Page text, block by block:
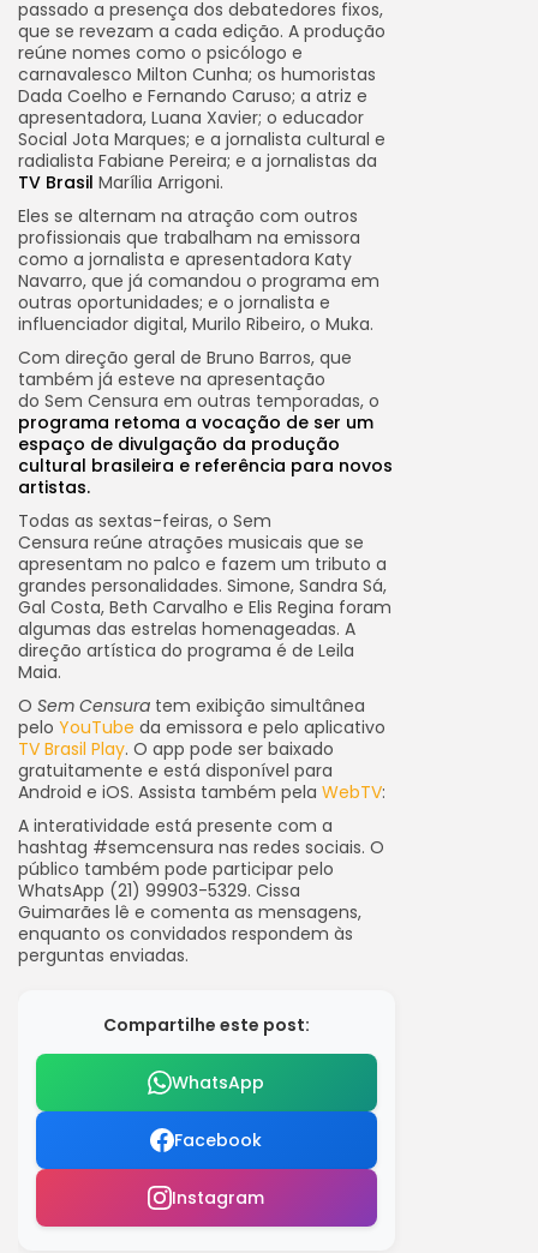
passado a presença dos debatedores fixos,
que se revezam a cada edição. A produção
reúne nomes como o psicólogo e
carnavalesco Milton Cunha; os humoristas
Dada Coelho e Fernando Caruso; a atriz e
apresentadora, Luana Xavier; o educador
Social Jota Marques; e a jornalista cultural e
radialista Fabiane Pereira; e a jornalistas da
TV Brasil Marília Arrigoni.
Eles se alternam na atração com outros
profissionais que trabalham na emissora
como a jornalista e apresentadora Katy
Navarro, que já comandou o programa em
outras oportunidades; e o jornalista e
influenciador digital, Murilo Ribeiro, o Muka.
Com direção geral de Bruno Barros, que
também já esteve na apresentação
do Sem Censura em outras temporadas, o
programa retoma a vocação de ser um
espaço de divulgação da produção
cultural brasileira e referência para novos
artistas.
Todas as sextas-feiras, o Sem
Censura reúne atrações musicais que se
apresentam no palco e fazem um tributo a
grandes personalidades. Simone, Sandra Sá,
Gal Costa, Beth Carvalho e Elis Regina foram
algumas das estrelas homenageadas. A
direção artística do programa é de Leila
Maia.
O Sem Censura tem exibição simultânea
pelo YouTube da emissora e pelo aplicativo
TV Brasil Play. O app pode ser baixado
gratuitamente e está disponível para
Android e iOS. Assista também pela WebTV:
A interatividade está presente com a
hashtag #semcensura nas redes sociais. O
público também pode participar pelo
WhatsApp (21) 99903-5329. Cissa
Guimarães lê e comenta as mensagens,
enquanto os convidados respondem às
perguntas enviadas.
Compartilhe este post:
WhatsApp
Facebook
Instagram